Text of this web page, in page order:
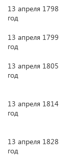
13 апреля 1798
год
13 апреля 1799
год
13 апреля 1805
год
13 апреля 1814
год
13 апреля 1828
год